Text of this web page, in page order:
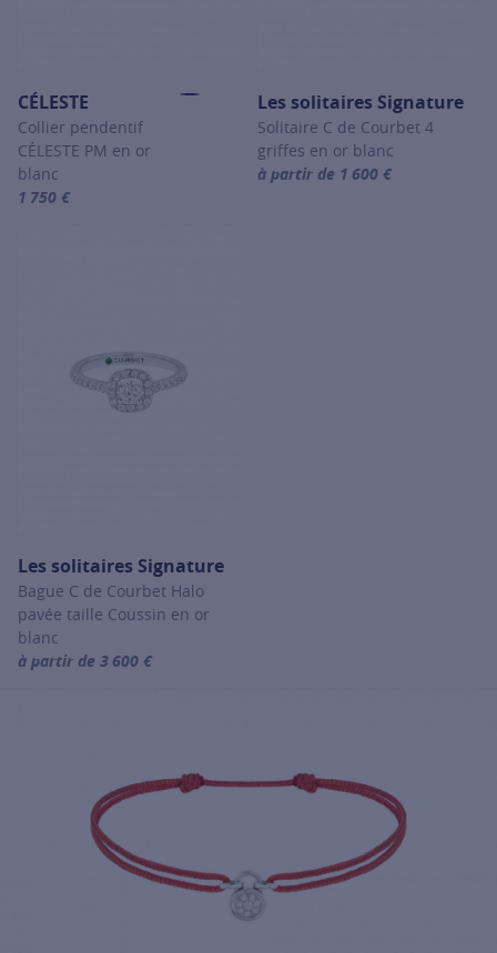
CÉLESTE
Collier pendentif
CÉLESTE PM en or
blanc
1 750 €
Les solitaires Signature
Solitaire C de Courbet 4
griffes en or blanc
à partir de 1 600 €
Les solitaires Signature
Bague C de Courbet Halo
pavée taille Coussin en or
blanc
à partir de 3 600 €